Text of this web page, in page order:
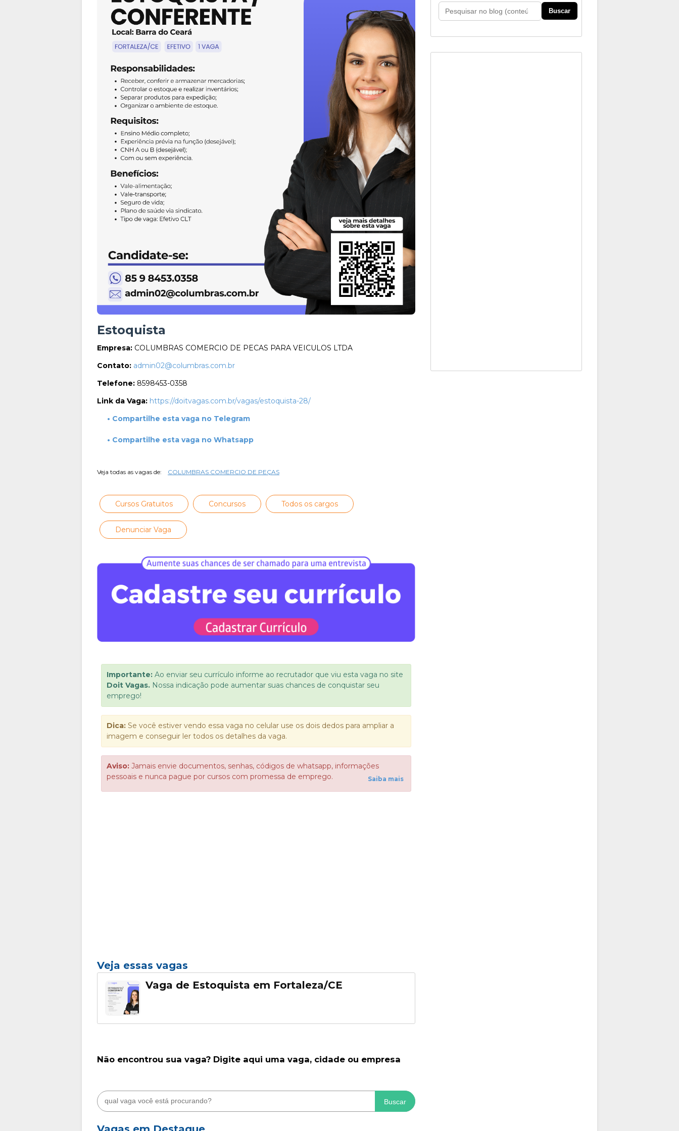
Estoquista
Empresa: COLUMBRAS COMERCIO DE PECAS PARA VEICULOS LTDA
Contato: admin02@columbras.com.br
Telefone: 8598453-0358
Link da Vaga: https://doitvagas.com.br/vagas/estoquista-28/
• Compartilhe esta vaga no Telegram
• Compartilhe esta vaga no Whatsapp
Veja todas as vagas de: COLUMBRAS COMERCIO DE PEÇAS
Cursos Gratuitos Concursos Todos os cargos
Denunciar Vaga
Importante: Ao enviar seu currículo informe ao recrutador que viu esta vaga no site
Doit Vagas. Nossa indicação pode aumentar suas chances de conquistar seu
emprego!
Dica: Se você estiver vendo essa vaga no celular use os dois dedos para ampliar a
imagem e conseguir ler todos os detalhes da vaga.
Aviso: Jamais envie documentos, senhas, códigos de whatsapp, informações
pessoais e nunca pague por cursos com promessa de emprego.
Saiba mais
Veja essas vagas
Vaga de Estoquista em Fortaleza/CE
Não encontrou sua vaga? Digite aqui uma vaga, cidade ou empresa
Buscar
Buscar